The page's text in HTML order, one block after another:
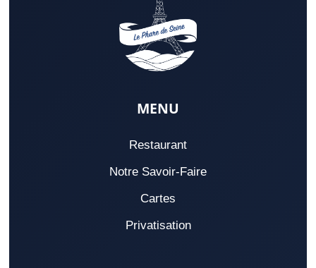
MENU
Restaurant
Notre Savoir-Faire
Cartes
Privatisation